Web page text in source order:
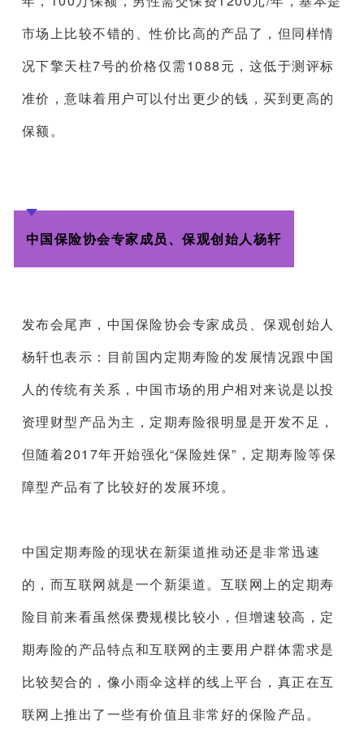
市场上比较不错的、性价比高的产品了，但同样情
况下擎天柱7号的价格仅需1088元，这低于测评标
准价，意味着用户可以付出更少的钱，买到更高的
保额。
中国保险协会专家成员、保观创始人杨轩
发布会尾声，中国保险协会专家成员、保观创始人
杨轩也表示：目前国内定期寿险的发展情况跟中国
人的传统有关系，中国市场的用户相对来说是以投
资理财型产品为主，定期寿险很明显是开发不足，
但随着2017年开始强化“保险姓保”，定期寿险等保
障型产品有了比较好的发展环境。
中国定期寿险的现状在新渠道推动还是非常迅速
的，而互联网就是一个新渠道。互联网上的定期寿
险目前来看虽然保费规模比较小，但增速较高，定
期寿险的产品特点和互联网的主要用户群体需求是
比较契合的，像小雨伞这样的线上平台，真正在互
联网上推出了一些有价值且非常好的保险产品。